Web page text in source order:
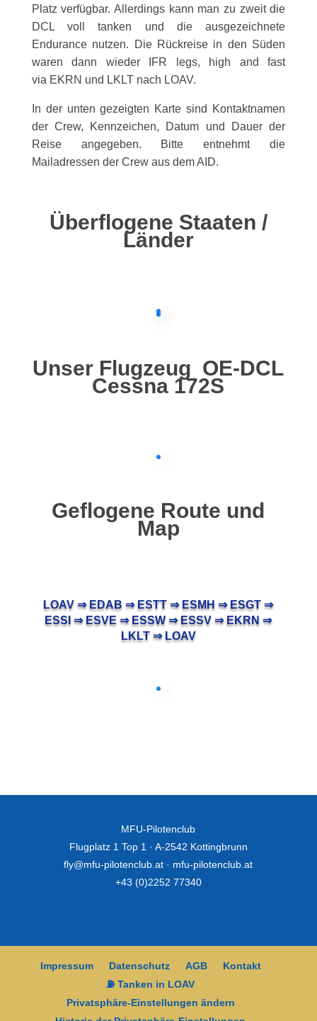
Platz verfügbar. Allerdings kann man zu zweit die
DCL voll tanken und die ausgezeichnete
Endurance nutzen. Die Rückreise in den Süden
waren dann wieder IFR legs, high and fast
via EKRN und LKLT nach LOAV.
In der unten gezeigten Karte sind Kontaktnamen
der Crew, Kennzeichen, Datum und Dauer der
Reise angegeben. Bitte entnehmt die
Mailadressen der Crew aus dem AID.
Überflogene Staaten /
Länder
Unser Flugzeug OE-DCL
Cessna 172S
Geflogene Route und
Map
LOAV ⇒ EDAB ⇒ ESTT ⇒ ESMH ⇒ ESGT ⇒
ESSI ⇒ ESVE ⇒ ESSW ⇒ ESSV ⇒ EKRN ⇒
LKLT ⇒ LOAV
MFU-Pilotenclub
Flugplatz 1 Top 1 · A-2542 Kottingbrunn
fly@mfu-pilotenclub.at · mfu-pilotenclub.at
+43 (0)2252 77340
Impressum Datenschutz AGB
Kontakt
⛽ Tanken in LOAV
Privatsphäre-Einstellungen ändern